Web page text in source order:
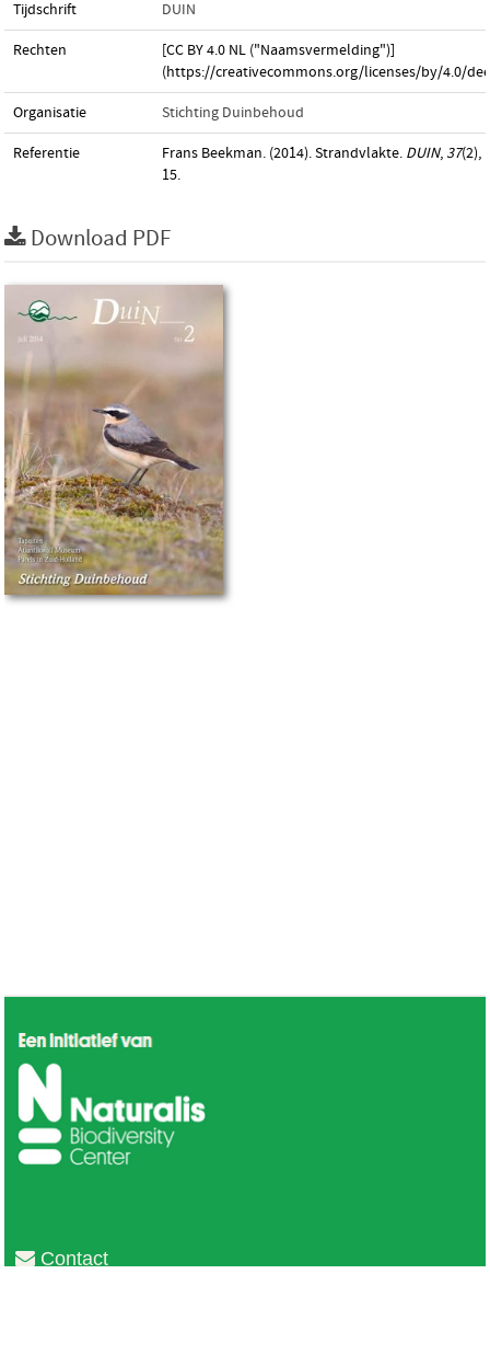
Tijdschrift DUIN
Rechten
[CC BY 4.0 NL ("Naamsvermelding")]
(https://creativecommons.org/licenses/by/4.0/
Organisatie Stichting Duinbehoud
Referentie Frans Beekman. (2014). Strandvlakte. DUIN, 37(2),
15.
Download PDF
Contact